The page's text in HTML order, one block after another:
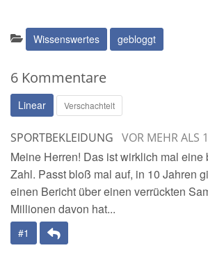
Kategorien:
Wissenswertes gebloggt
6 Kommentare
Linear Verschachtelt
SPORTBEKLEIDUNG VOR MEHR ALS
Meine Herren! Das ist wirklich mal
Zahl. Passt bloß mal auf, in 10 Jahren
einen Bericht über einen verrückten
Millionen davon hat...
#1 Antwort